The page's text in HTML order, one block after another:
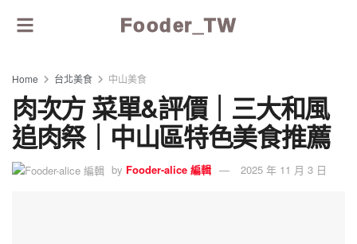
Fooder_TW
Home 台北美食 中山美食
肉次方 菜單&評價｜三大和風
追肉祭｜中山區特色美食推薦
by Fooder-alice 編輯 2025 年 11 月 3 日